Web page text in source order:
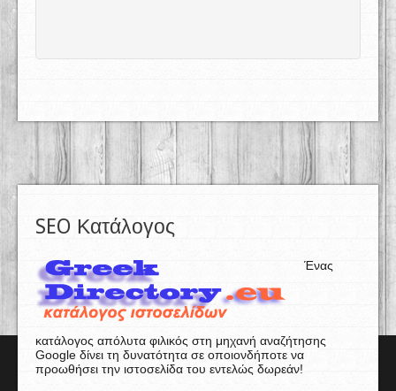
SEO Κατάλογος
Ένας
κατάλογος απόλυτα φιλικός στη μηχανή αναζήτησης
Google δίνει τη δυνατότητα σε οποιονδήποτε να
προωθήσει την ιστοσελίδα του εντελώς δωρεάν!